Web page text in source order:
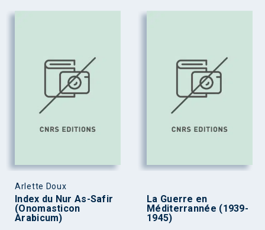
Arlette Doux
Index du Nur As-Safir
(Onomasticon
Arabicum)
La Guerre en
Méditerrannée (1939-
1945)